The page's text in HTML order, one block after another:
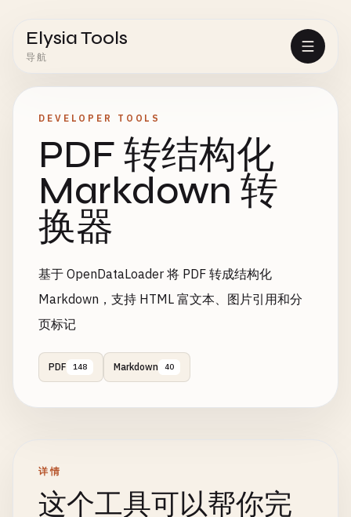
Elysia Tools
导航
DEVELOPER TOOLS
PDF 转结构化
Markdown 转
换器
基于 OpenDataLoader 将 PDF 转成结构化
Markdown，支持 HTML 富文本、图片引用和分
页标记
PDF 148 Markdown 40
详情
这个工具可以帮你完